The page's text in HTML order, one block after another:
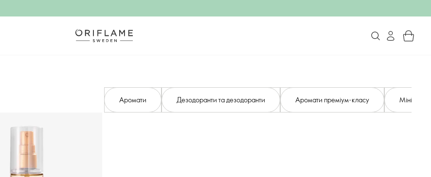
Аромати Дезодоранти та дезодоранти Аромати преміум-класу